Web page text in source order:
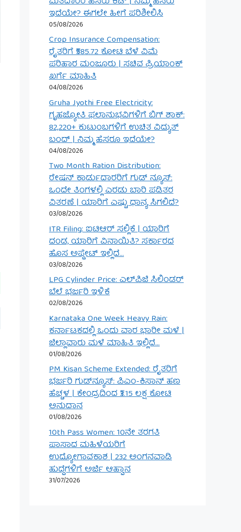
ಇದೆಯೇ? ಈಗಲೇ ಹೀಗೆ ಪರಿಶೀಲಿಸಿ
05/08/2026
Crop Insurance Compensation:
ರೈತರಿಗೆ ₹585.72 ಕೋಟಿ ಬೆಳೆ ವಿಮೆ
ಪರಿಹಾರ ಮಂಜೂರು | ಸಚಿವ ಪ್ರಿಯಾಂಕ್
ಖರ್ಗೆ ಮಾಹಿತಿ
04/08/2026
Gruha Jyothi Free Electricity:
ಗೃಹಜ್ಯೋತಿ ಫಲಾನುಭವಿಗಳಿಗೆ ಬಿಗ್ ಶಾಕ್:
82,220+ ಕುಟುಂಬಗಳಿಗೆ ಉಚಿತ ವಿದ್ಯುತ್
ಬಂದ್ | ನಿಮ್ಮ ಹೆಸರೂ ಇದೆಯೇ?
04/08/2026
Two Month Ration Distribution:
ರೇಷನ್ ಕಾರ್ಡುದಾರರಿಗೆ ಗುಡ್ ನ್ಯೂಸ್:
ಒಂದೇ ತಿಂಗಳಲ್ಲಿ ಎರಡು ಬಾರಿ ಪಡಿತರ
ವಿತರಣೆ | ಯಾರಿಗೆ ಎಷ್ಟು ಧಾನ್ಯ ಸಿಗಲಿದೆ?
03/08/2026
ITR Filing: ಐಟಿಆರ್ ಸಲ್ಲಿಕೆ | ಯಾರಿಗೆ
ದಂಡ, ಯಾರಿಗೆ ವಿನಾಯಿತಿ? ಸರ್ಕಾರದ
ಹೊಸ ಅಪ್ಡೇಟ್ ಇಲ್ಲಿದೆ…
03/08/2026
LPG Cylinder Price: ಎಲ್‌ಪಿಜಿ ಸಿಲಿಂಡರ್
ಬೆಲೆ ಭರ್ಜರಿ ಇಳಿಕೆ
02/08/2026
Karnataka One Week Heavy Rain:
ಕರ್ನಾಟಕದಲ್ಲಿ ಒಂದು ವಾರ ಭಾರೀ ಮಳೆ |
ಜಿಲ್ಲಾವಾರು ಮಳೆ ಮಾಹಿತಿ ಇಲ್ಲಿದೆ…
01/08/2026
PM Kisan Scheme Extended: ರೈತರಿಗೆ
ಭರ್ಜರಿ ಗುಡ್‌ನ್ಯೂಸ್: ಪಿಎಂ-ಕಿಸಾನ್ ಹಣ
ಹೆಚ್ಚಳ | ಕೇಂದ್ರದಿಂದ ₹3.15 ಲಕ್ಷ ಕೋಟಿ
ಅನುದಾನ
01/08/2026
10th Pass Women: 10ನೇ ತರಗತಿ
ಪಾಸಾದ ಮಹಿಳೆಯರಿಗೆ
ಉದ್ಯೋಗಾವಕಾಶ | 232 ಅಂಗನವಾಡಿ
ಹುದ್ದೆಗಳಿಗೆ ಅರ್ಜಿ ಆಹ್ವಾನ
31/07/2026